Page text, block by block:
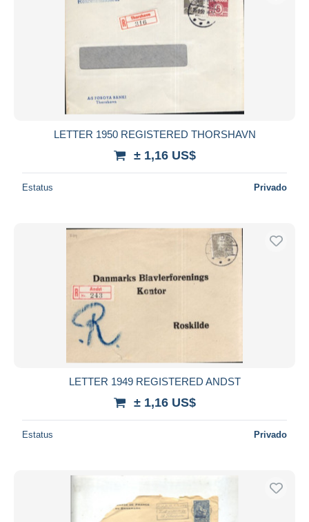
LETTER 1950 REGISTERED THORSHAVN
± 1,16 US$
Estatus Privado
LETTER 1949 REGISTERED ANDST
± 1,16 US$
Estatus Privado